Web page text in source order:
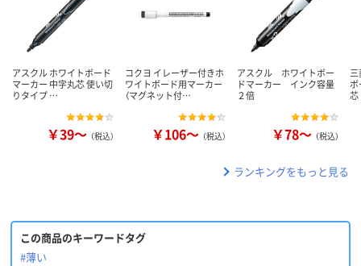
アスクル ホワイトボード
マーカー 中字丸芯 使い切
りタイプ …
￥39～ （税込）
コクヨ イレーザー付きホ
ワイトボード用マーカー
（マグネット付…
￥106～ （税込）
アスクル ホワイトボー
ドマーカー インク容量
２倍
￥78～ （税込）
芯
ランキングをもっと見る
この商品のキーワードタグ
#薄い